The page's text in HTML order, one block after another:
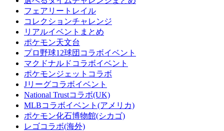
フェアリートレイル
コレクションチャレンジ
リアルイベントまとめ
ポケモン天文台
プロ野球12球団コラボイベント
マクドナルドコラボイベント
ポケモンジェットコラボ
Jリーグコラボイベント
National Trustコラボ(UK)
MLBコラボイベント(アメリカ)
ポケモン化石博物館(シカゴ)
レゴコラボ(海外)